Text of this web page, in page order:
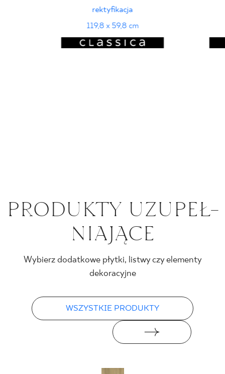
rektyfikacja
119,8 x 59,8 cm
PRO­DUK­TY UZU­PEŁ­
NIA­JĄ­CE
Wybierz dodatkowe płytki, listwy czy elementy
dekoracyjne
WSZYSTKIE PRODUKTY